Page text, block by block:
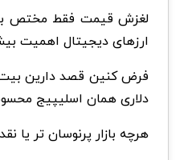
لغزش قیمت فقط مختص
ارزهای دیجیتال اهمیت
دلاری همان اسلیپیج
هرچه بازار پرنوسان تر یا